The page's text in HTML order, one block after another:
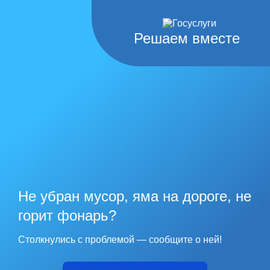
Решаем вместе
Не убран мусор, яма на дороге, не
горит фонарь?
Столкнулись с проблемой — сообщите о ней!